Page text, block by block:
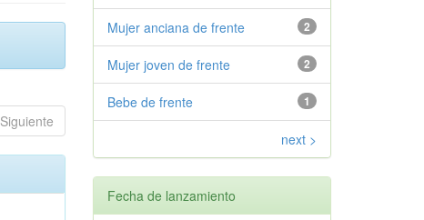
Siguiente
2
Mujer anciana de frente
2
Mujer joven de frente
1
Bebe de frente
next >
Fecha de lanzamiento